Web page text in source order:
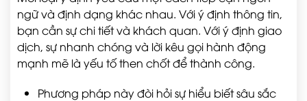
ngữ và định dạng khác nhau. Với ý định thông tin,
bạn cần sự chi tiết và khách quan. Với ý định giao
dịch, sự nhanh chóng và lời kêu gọi hành động
mạnh mẽ là yếu tố then chốt để thành công.
Phương pháp này đòi hỏi sự hiểu biết sâu sắc